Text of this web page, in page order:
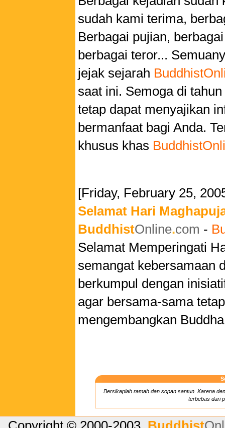
sudah kami terima,
Berbagai pujian,
berbagai teror...
jejak sejarah
saat ini. Semoga di
tetap dapat menyajikan
bermanfaat bagi Anda.
khusus khas
[Friday, February 25,
Selamat Hari
BuddhistOnline.com -
Selamat Memperingati
semangat kebersamaan
berkumpul dengan
agar bersama-sama
mengembangkan
Bersikaplah ramah dan sopan santun. Karena
terbebas dari